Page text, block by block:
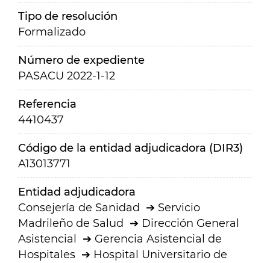
Tipo de resolución
Formalizado
Número de expediente
PASACU 2022-1-12
Referencia
4410437
Código de la entidad adjudicadora (DIR3)
A13013771
Entidad adjudicadora
Consejería de Sanidad
Servicio
Madrileño de Salud
Dirección General
Asistencial
Gerencia Asistencial de
Hospitales
Hospital Universitario de